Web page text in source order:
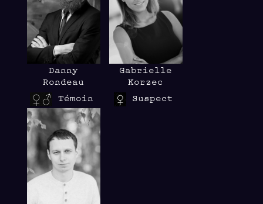
Danny
Rondeau
Témoin
Gabrielle
Korzec
Suspect